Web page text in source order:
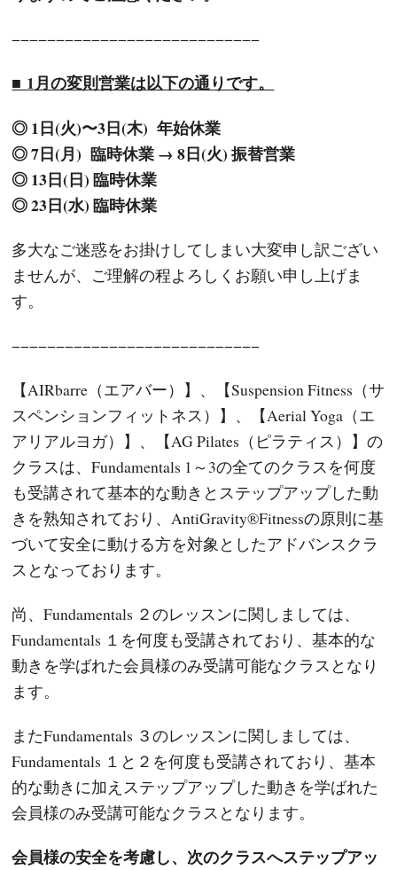
−−−−−−−−−−−−−−−−−−−−−−−−−−−−
■ 1月の変則営業は以下の通りです。
◎ 1日(火)〜3日(木) 年始休業
◎ 7日(月) 臨時休業 → 8日(火) 振替営業
◎ 13日(日) 臨時休業
◎ 23日(水) 臨時休業
多大なご迷惑をお掛けしてしまい大変申し訳ござい
ませんが、ご理解の程よろしくお願い申し上げま
す。
−−−−−−−−−−−−−−−−−−−−−−−−−−−−
【AIRbarre（エアバー）】、【Suspension Fitness（サ
スペンションフィットネス）】、【Aerial Yoga（エ
アリアルヨガ）】、【AG Pilates（ピラティス）】の
クラスは、Fundamentals 1～3の全てのクラスを何度
も受講されて基本的な動きとステップアップした動
きを熟知されており、AntiGravity®Fitnessの原則に基
づいて安全に動ける方を対象としたアドバンスクラ
スとなっております。
尚、Fundamentals ２のレッスンに関しましては、
Fundamentals １を何度も受講されており、基本的な
動きを学ばれた会員様のみ受講可能なクラスとなり
ます。
またFundamentals ３のレッスンに関しましては、
Fundamentals １と２を何度も受講されており、基本
的な動きに加えステップアップした動きを学ばれた
会員様のみ受講可能なクラスとなります。
会員様の安全を考慮し、次のクラスへステップアッ